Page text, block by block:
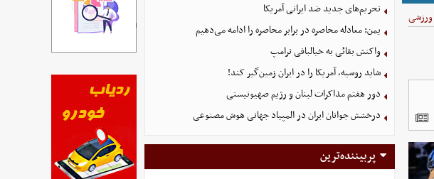
ورزشی
تحریم‌های جدید ضد ایرانی آمریکا
یمن: معادله محاصره در برابر محاصره را ادامه می‌دهیم
واکنش بقائی به خیالبافی ترامپ
شاید روسیه، آمریکا را در ایران زمین‌گیر کند!
دور هفتم مذاکرات لبنان و رژیم صهیونیستی
درخشش جوانان ایران در المپیاد جهانی هوش مصنوعی
پربیننده‌ترین